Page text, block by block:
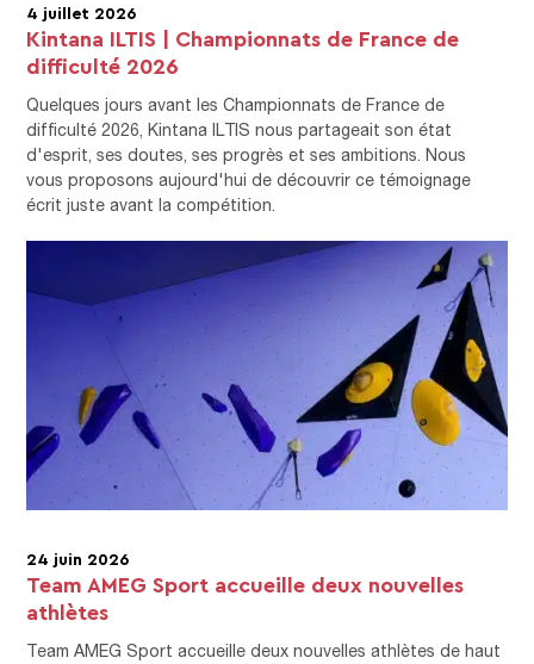
4 juillet 2026
Kintana ILTIS | Championnats de France de
difficulté 2026
Quelques jours avant les Championnats de France de
difficulté 2026, Kintana ILTIS nous partageait son état
d'esprit, ses doutes, ses progrès et ses ambitions. Nous
vous proposons aujourd'hui de découvrir ce témoignage
écrit juste avant la compétition.
24 juin 2026
Team AMEG Sport accueille deux nouvelles
athlètes
Team AMEG Sport accueille deux nouvelles athlètes de haut